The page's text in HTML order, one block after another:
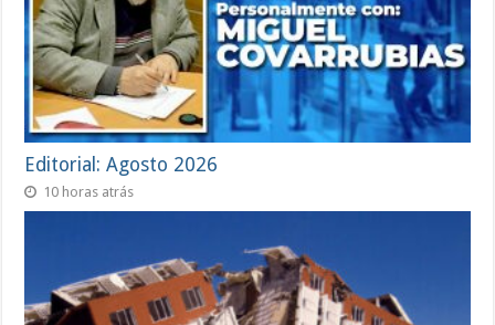
Editorial: Agosto 2026
10 horas atrás